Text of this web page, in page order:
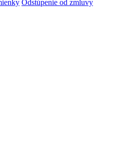
Odstúpenie od zmluvy